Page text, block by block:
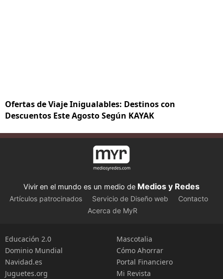
Ofertas de Viaje Inigualables: Destinos con
Descuentos Este Agosto Según KAYAK
Vivir en el mundo es un medio de Medios y Redes
Artículos patrocinados Servicio de Diseño web
Contacto
Acerca de MyR
Educación 2.0
Dominio Mundial
Navidad.es
Juguetes.org
Mascotalia
Cómo Ahorrar
Portal Financiero
Mi Revista